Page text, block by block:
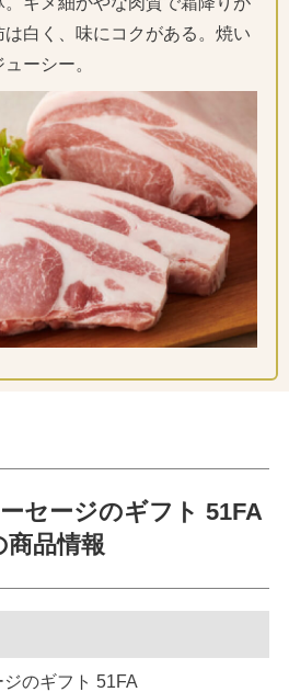
白く、味にコクがある。焼い
ーシー。
セージのギフト 51FA
商品情報
のギフト 51FA